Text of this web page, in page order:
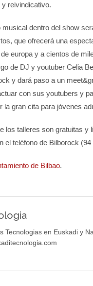
reivindicativo.
dentro del show
que ofrecerá una
europa y a cientos de
de DJ y youtuber Celia
y dará paso a un
con sus youtubers y
la gran cita para jóvenes
los talleres son gratuitas y
el teléfono de Bilborock (94
de Bilbao.
Tecnologias en Euskadi y